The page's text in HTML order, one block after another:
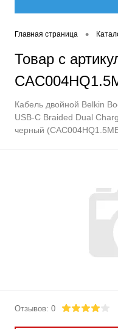
Главная страница •
Товар с
Кабель двойной Belkin
USB-C Braided Dual
черный
Отзывов: 0